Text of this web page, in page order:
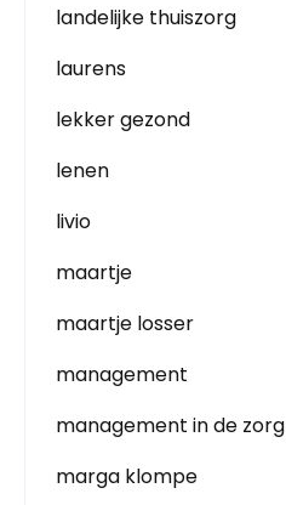
landelijke thuiszorg
laurens
lekker gezond
lenen
livio
maartje
maartje losser
management
management in de zorg
marga klompe